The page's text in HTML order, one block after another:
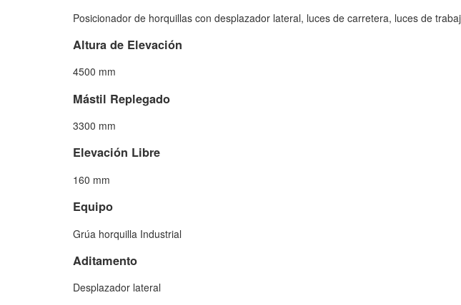
Posicionador de horquillas con desplazador lateral, luces de carretera, luces de
Altura de Elevación
4500 mm
Mástil Replegado
3300 mm
Elevación Libre
160 mm
Equipo
Grúa horquilla Industrial
Aditamento
Desplazador lateral